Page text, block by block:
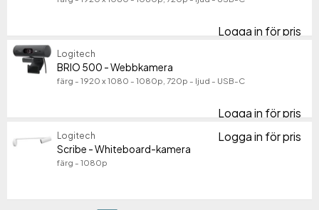
Logga in för pris
Logitech
BRIO 500 - Webbkamera
färg - 1920 x 1080 - 1080p, 720p - ljud - USB-C
Logga in för pris
Logitech
Scribe - Whiteboard-kamera
färg - 1080p
Logga in för pris